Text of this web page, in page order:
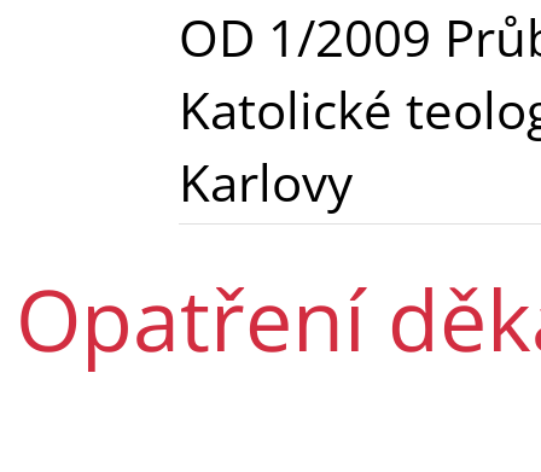
OD 1/2009
Katolické
Karlovy
Opatření